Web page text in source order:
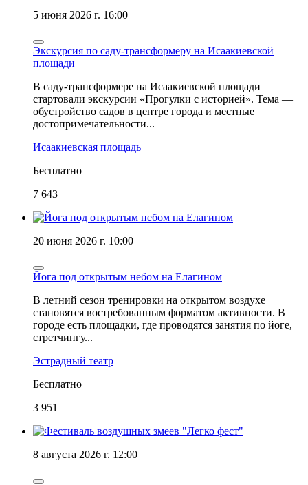
5 июня 2026 г. 16:00
Экскурсия по саду-трансформеру на Исаакиевской
площади
В саду-трансформере на Исаакиевской площади
стартовали экскурсии «Прогулки с историей». Тема —
обустройство садов в центре города и местные
достопримечательности...
Исаакиевская площадь
Бесплатно
7 643
20 июня 2026 г. 10:00
Йога под открытым небом на Елагином
В летний сезон тренировки на открытом воздухе
становятся востребованным форматом активности. В
городе есть площадки, где проводятся занятия по йоге,
стретчингу...
Эстрадный театр
Бесплатно
3 951
8 августа 2026 г. 12:00